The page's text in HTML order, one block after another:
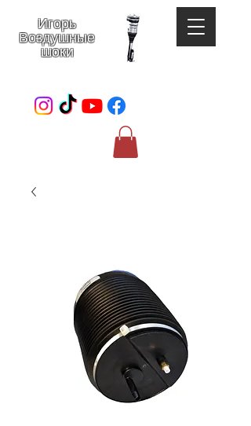
Игорь
Воздушные
шоки